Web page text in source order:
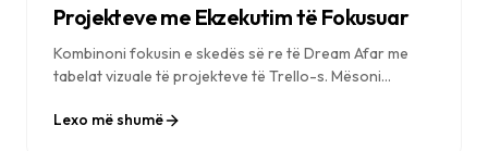
Projekteve me Ekzekutim të Fokusuar
Kombinoni fokusin e skedës së re të Dream Afar me
tabelat vizuale të projekteve të Trello-s. Mësoni
ekzekutuar detyra të përditshme dhe për të ruajtur
Lexo më shumë